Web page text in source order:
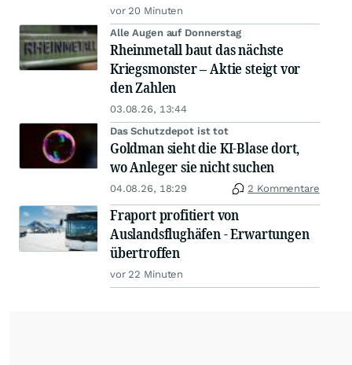
vor 20 Minuten
Alle Augen auf Donnerstag
Rheinmetall baut das nächste
Kriegsmonster – Aktie steigt vor
den Zahlen
03.08.26, 13:44
Das Schutzdepot ist tot
Goldman sieht die KI-Blase dort,
wo Anleger sie nicht suchen
04.08.26, 18:29 2 Kommentare
Fraport profitiert von
Auslandsflughäfen - Erwartungen
übertroffen
vor 22 Minuten